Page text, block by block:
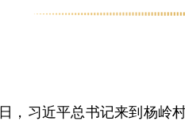
习近平总书记来到杨岭村